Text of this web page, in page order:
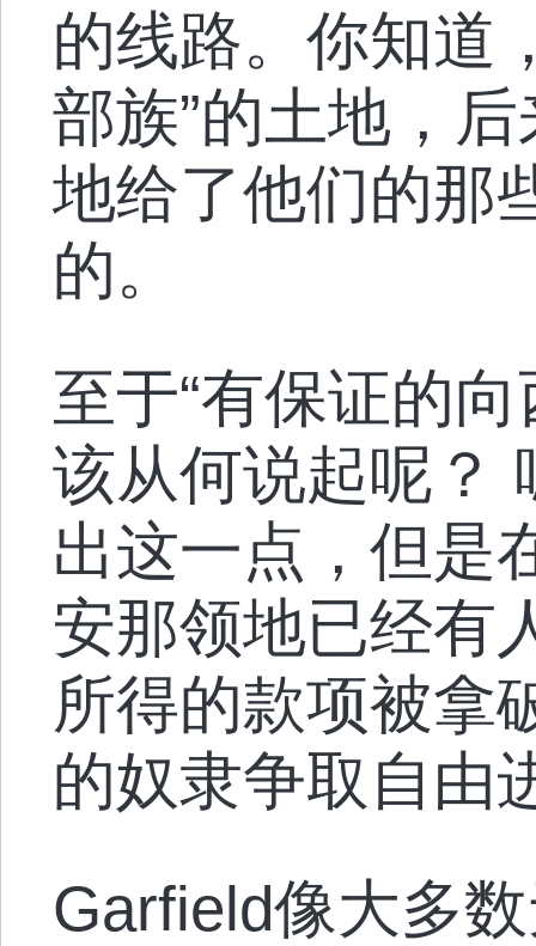
的线路。你知道
部族”的土地，
地给了他们的那
的。
至于“有保证的
该从何说起呢？
出这一点，但是
安那领地已经有
所得的款项被拿
的奴隶争取自由
Garfield像大多